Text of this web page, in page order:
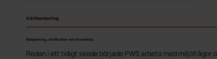
Kärlhantering
Rådgivning, distibution och insamling
Redan i ett tidigt skede började PWS arbeta med miljöfrågor